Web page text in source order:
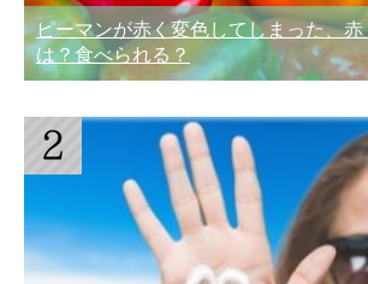
ピーマンが赤く変色してしまった、赤
は？食べられる？